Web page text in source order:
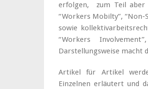
erfolgen, zum Teil aber
“Workers Mobilty”, “Non-
sowie
“Workers
Darstellungsweise macht
Artikel für Artikel
Einzelnen erläutert und